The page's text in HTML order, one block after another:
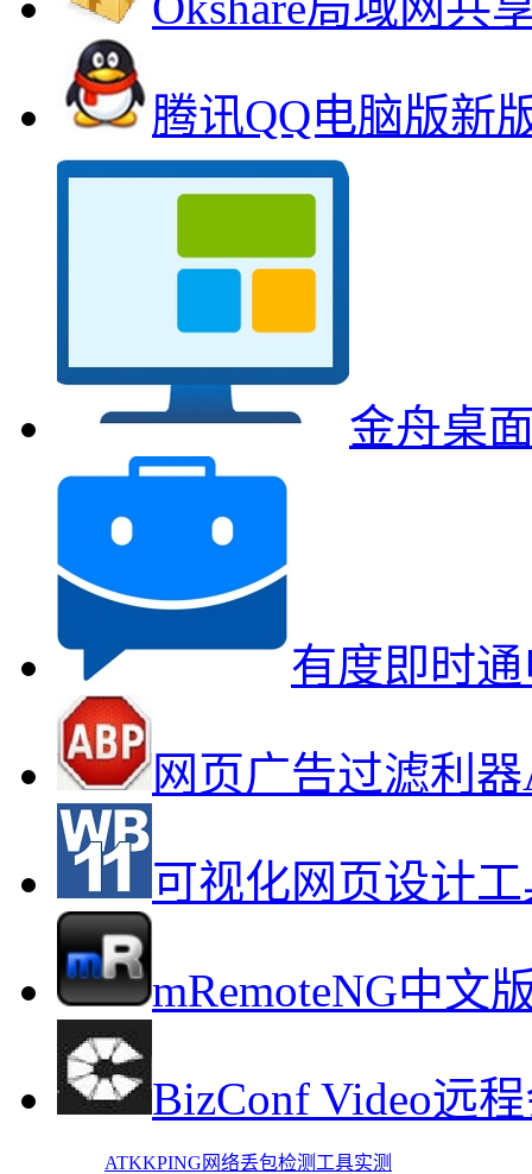
腾讯QQ电脑版新
金舟桌
有度即时
网页广告过滤利
可视化网页设计
mRemoteNG中文
BizConf Video远
ATKKPING网络丢包检测工具实测